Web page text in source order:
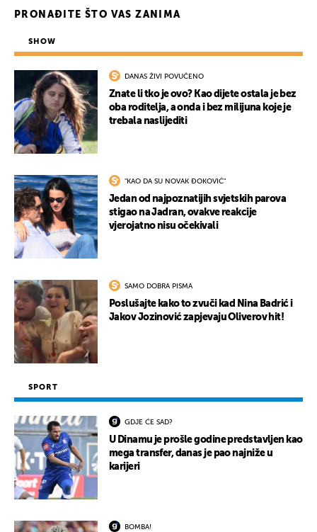
PRONAĐITE ŠTO VAS ZANIMA
SHOW
DANAS ŽIVI POVUČENO
Znate li tko je ovo? Kao dijete ostala je bez
oba roditelja, a onda i bez milijuna koje je
trebala naslijediti
"KAO DA SU NOVAK ĐOKOVIĆ"
Jedan od najpoznatijih svjetskih parova
stigao na Jadran, ovakve reakcije
vjerojatno nisu očekivali
SAMO DOBRA PISMA
Poslušajte kako to zvuči kad Nina Badrić i
Jakov Jozinović zapjevaju Oliverov hit!
SPORT
GDJE ĆE SAD?
U Dinamu je prošle godine predstavljen kao
mega transfer, danas je pao najniže u
karijeri
BOMBA!